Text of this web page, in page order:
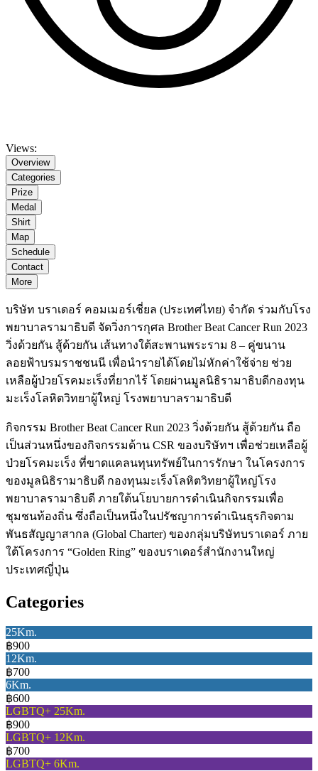
Views:
Overview
Categories
Prize
Medal
Shirt
Map
Schedule
Contact
More
บริษัท บราเดอร์ คอมเมอร์เชี่ยล (ประเทศไทย) จำกัด ร่วมกับโรง
พยาบาลรามาธิบดี จัดวิ่งการกุศล Brother Beat Cancer Run 2023
วิ่งด้วยกัน สู้ด้วยกัน เส้นทางใต้สะพานพระราม 8 – คู่ขนาน
ลอยฟ้าบรมราชชนนี เพื่อนำรายได้โดยไม่หักค่าใช้จ่าย ช่วย
เหลือผู้ป่วยโรคมะเร็งที่ยากไร้ โดยผ่านมูลนิธิรามาธิบดีกองทุน
มะเร็งโลหิตวิทยาผู้ใหญ่ โรงพยาบาลรามาธิบดี
กิจกรรม Brother Beat Cancer Run 2023 วิ่งด้วยกัน สู้ด้วยกัน ถือ
เป็นส่วนหนึ่งของกิจกรรมด้าน CSR ของบริษัทฯ เพื่อช่วยเหลือผู้
ป่วยโรคมะเร็ง ที่ขาดแคลนทุนทรัพย์ในการรักษา ในโครงการ
ของมูลนิธิรามาธิบดี กองทุนมะเร็งโลหิตวิทยาผู้ใหญ่โรง
พยาบาลรามาธิบดี ภายใต้นโยบายการดำเนินกิจกรรมเพื่อ
ชุมชนท้องถิ่น ซึ่งถือเป็นหนึ่งในปรัชญาการดำเนินธุรกิจตาม
พันธสัญญาสากล (Global Charter) ของกลุ่มบริษัทบราเดอร์ ภาย
ใต้โครงการ “Golden Ring” ของบราเดอร์สำนักงานใหญ่
ประเทศญี่ปุ่น
Categories
25Km.
฿900
12Km.
฿700
6Km.
฿600
LGBTQ+ 25Km.
฿900
LGBTQ+ 12Km.
฿700
LGBTQ+ 6Km.